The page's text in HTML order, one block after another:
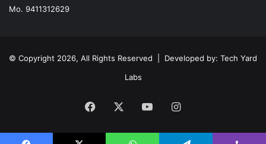
Mo. 9411312629
© Copyright 2026, All Rights Reserved | Developed by: Tech Yard
Labs
Facebook YouTubeInstagram